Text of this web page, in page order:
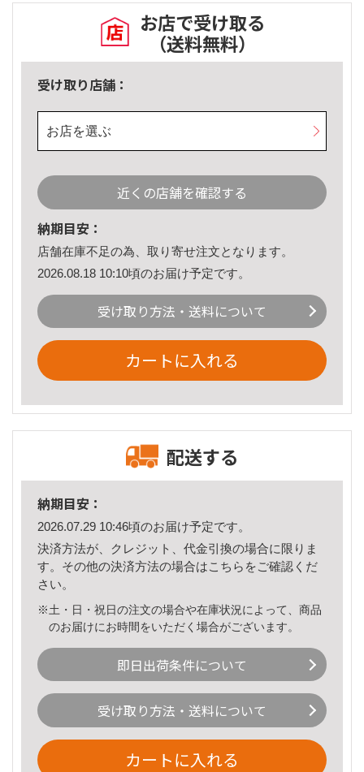
お店で受け取る
（送料無料）
受け取り店舗：
お店を選ぶ
近くの店舗を確認する
納期目安：
店舗在庫不足の為、取り寄せ注文となります。
2026.08.18 10:10頃のお届け予定です。
受け取り方法・送料について
カートに入れる
配送する
納期目安：
2026.07.29 10:46頃のお届け予定です。
決済方法が、クレジット、代金引換の場合に限りま
す。その他の決済方法の場合はこちら をご確認くだ
さい。
※土・日・祝日の注文の場合や在庫状況によって、商品
のお届けにお時間をいただく場合がございます。
即日出荷条件について
受け取り方法・送料について
カートに入れる